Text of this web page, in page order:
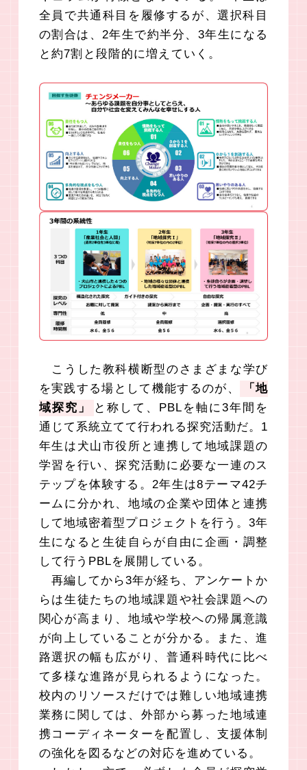
全員で共通科目を履修するが、選択科目
の割合は、2年生で約半分、3年生になる
と約7割と段階的に増えていく。
こうした教科横断型のさまざまな学び
を実践する場として機能するのが、
「地
域探究」
と称して、PBLを軸に3年間を
通じて系統立てて行われる探究活動だ。1
年生は犬山市役所と連携して地域課題の
学習を行い、探究活動に必要な一連のス
テップを体験する。2年生は8テーマ42チ
ームに分かれ、地域の企業や団体と連携
して地域密着型プロジェクトを行う。3年
生になると生徒自らが自由に企画・調整
して行うPBLを展開している。
再編してから3年が経ち、アンケートか
らは生徒たちの地域課題や社会課題への
関心が高まり、地域や学校への帰属意識
が向上していることが分かる。また、進
路選択の幅も広がり、普通科時代に比べ
て多様な進路が見られるようになった。
校内のリソースだけでは難しい地域連携
業務に関しては、外部から募った地域連
携コーディネーターを配置し、支援体制
の強化を図るなどの対応を進めている。